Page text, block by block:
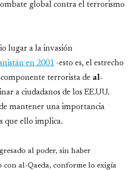
global contra el terrorismo
lugar a la invasión
en 2001 -esto es, el estrecho
terrorista de al-
a ciudadanos de los EE.UU.
mantener una importancia
que ello implica.
al poder, sin haber
al-Qaeda, conforme lo exigía